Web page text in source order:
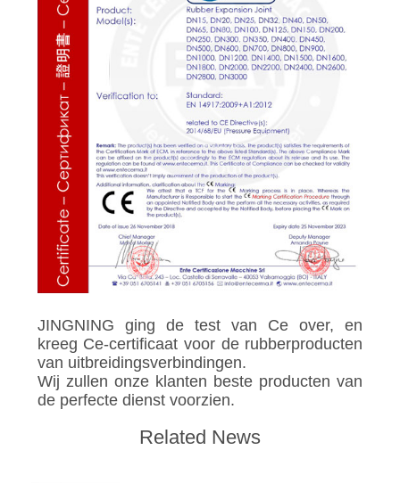
PRIVACYBELEID
JINGNING ging de test van Ce over, en
kreeg Ce-certificaat voor de rubberproducten
van uitbreidingsverbindingen.
Wij zullen onze klanten beste producten van
de perfecte dienst voorzien.
Related News